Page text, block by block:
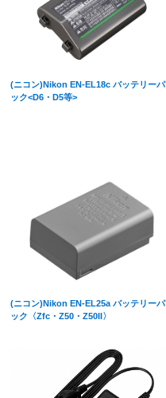
(ニコン)Nikon EN-EL18c バッテリーパ
ック<D6・D5等>
(ニコン)Nikon EN-EL25a バッテリーパ
ック〈Zfc・Z50・Z50II〉